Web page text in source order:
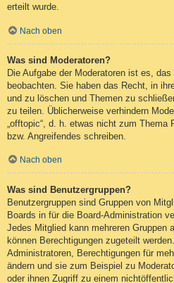
erteilt wurde.
Nach oben
Was sind Moderatoren?
Die Aufgabe der Moderatoren ist es,
beobachten. Sie haben das Recht, in
und zu löschen und Themen zu
zu teilen. Üblicherweise verhindern
„offtopic“, d. h. etwas nicht zum Thema
bzw. Angreifendes schreiben.
Nach oben
Was sind Benutzergruppen?
Benutzergruppen sind Gruppen von
Boards in für die Board-Administration
Jedes Mitglied kann mehreren Gruppen
können Berechtigungen zugeteilt
Administratoren, Berechtigungen für
ändern und sie zum Beispiel zu
oder ihnen Zugriff zu einem